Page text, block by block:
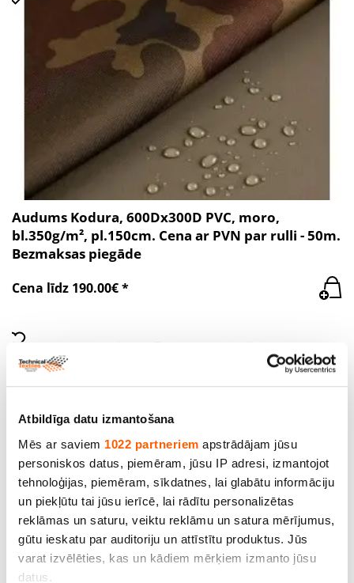
Atbildīga datu izmantošana
Mēs ar saviem 1022 partneriem apstrādājam jūsu
personiskos datus, piemēram, jūsu IP adresi, izmantojot
tehnoloģijas, piemēram, sīkdatnes, lai glabātu informāciju
un piekļūtu tai jūsu ierīcē, lai rādītu personalizētas
reklāmas un saturu, veiktu reklāmu un satura mērījumus,
gūtu ieskatu par auditoriju un attīstītu produktus. Jūs
varat izvēlēties, kas un kādiem mērķiem izmanto jūsu
datus.
Audums Kodura, 600Dx300D PVC, moro,
bl.350g/m², pl.150cm. Cena ar PVN par rulli - 50m.
Bezmaksas piegāde
Cena līdz 190.00€ *
Audums Kodura, 600Dx300D, bl.350g/m²,